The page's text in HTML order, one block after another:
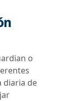
o
diaria de